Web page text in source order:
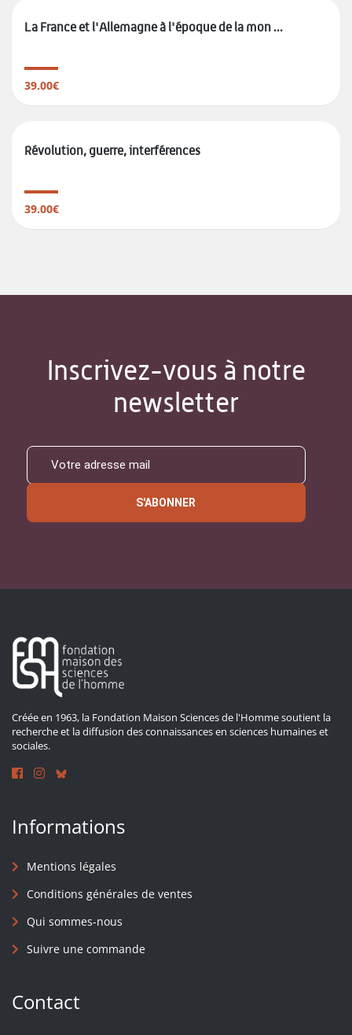
La France et l'Allemagne à l'époque de la mon ...
39.00€
Révolution, guerre, interférences
39.00€
Inscrivez-vous à notre
newsletter
S'ABONNER
Créée en 1963, la Fondation Maison Sciences de l'Homme soutient la
recherche et la diffusion des connaissances en sciences humaines et
sociales.
Informations
Mentions légales
Conditions générales de ventes
Qui sommes-nous
Suivre une commande
Contact